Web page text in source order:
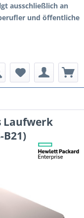
ausschließlich an
und öffentliche
Laufwerk
B21)